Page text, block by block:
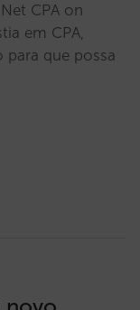
CPA on
em CPA,
que possa